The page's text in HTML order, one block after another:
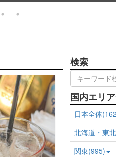
検索
国内エリ
日本全体
北海道・東
関東(995)